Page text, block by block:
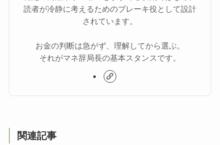
読者が冷静に考えるためのブレーキ役として設計
されています。
お金の判断は急がず、理解してから選ぶ。
それがマネ辞局長の基本スタンスです。
関連記事